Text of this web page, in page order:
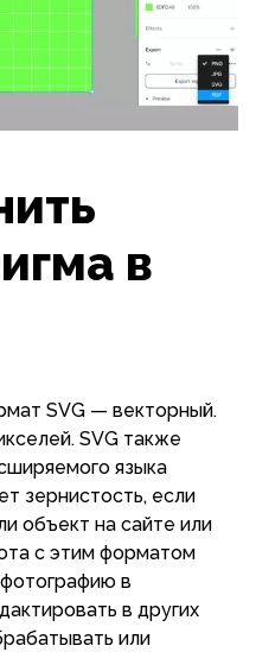
в
SVG — векторный.
SVG также
языка
зернистость, если
объект на сайте или
с этим форматом
фотографию в
в других
или